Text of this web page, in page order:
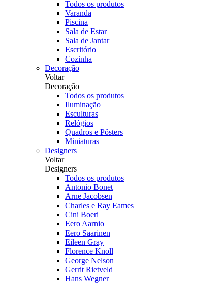
Todos os produtos
Varanda
Piscina
Sala de Estar
Sala de Jantar
Escritório
Cozinha
Decoração
Voltar
Decoração
Todos os produtos
Iluminação
Esculturas
Relógios
Quadros e Pôsters
Miniaturas
Designers
Voltar
Designers
Todos os produtos
Antonio Bonet
Arne Jacobsen
Charles e Ray Eames
Cini Boeri
Eero Aarnio
Eero Saarinen
Eileen Gray
Florence Knoll
George Nelson
Gerrit Rietveld
Hans Wegner